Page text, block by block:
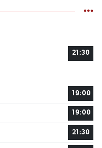
21:30
19:00
19:00
21:30